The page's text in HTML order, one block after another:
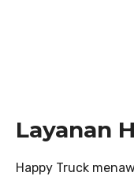
Layanan
Happy Truck